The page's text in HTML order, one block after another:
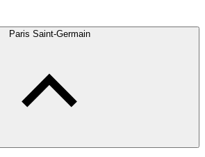
Paris Saint-Germain